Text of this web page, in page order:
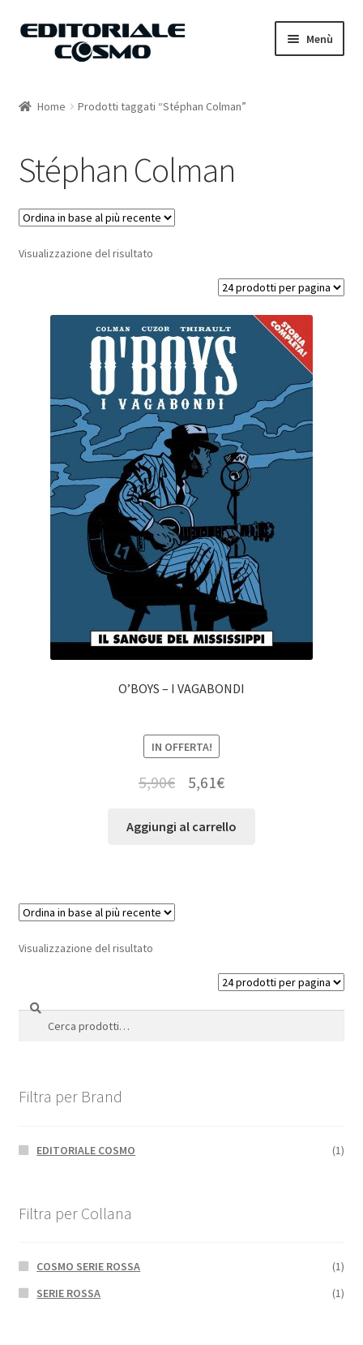
Vai
Vai
Menù
Carrello
Il mio account
Home Prodotti taggati “Stéphan Colman”
Stéphan Colman
Visualizzazione del risultato
O’BOYS – I VAGABONDI
IN OFFERTA!
5,90€ 5,61€
Aggiungi al carrello
Visualizzazione del risultato
Cerca:
Cerca
Filtra per Brand
EDITORIALE COSMO (1)
Filtra per Collana
COSMO SERIE ROSSA
(1)
SERIE ROSSA
(1)